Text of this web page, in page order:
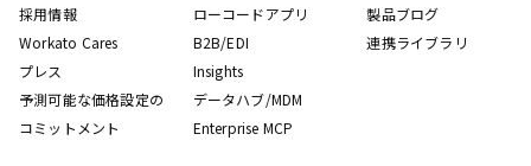
採用情報
Workato Cares
プレス
予測可能な価格設定の
コミットメント
ローコードアプリ
B2B/EDI
Insights
データハブ/MDM
Enterprise MCP
製品ブログ
連携ライブラリ